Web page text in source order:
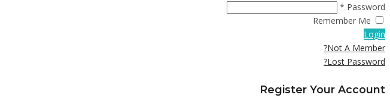
Password *
Remember Me
Login
Not A Member?
Lost Password?
Register Your Account